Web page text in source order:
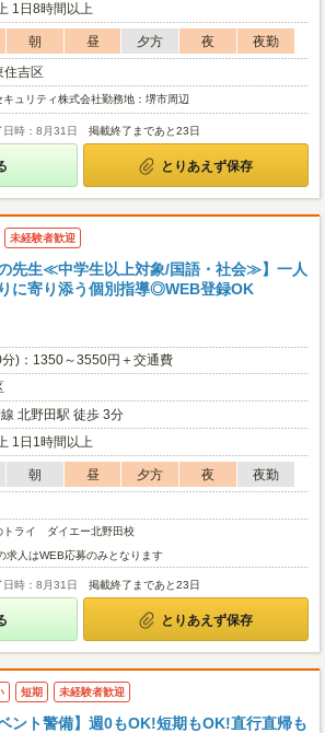
1日8時間以上
朝 昼 夕方 夜
夜勤
住吉区
キュリティ株式会社勤務地：堺市周辺
日時：8月31日 掲載終了まであと23日
とりあえず保存
未経験者歓迎
の先生≪中学生以上対象/国語・社会≫】一人
に寄り添う個別指導◎WEB登録OK
)：1350～3550円＋交通費
北野田駅 徒歩 3分
1日1時間以上
朝 昼 夕方 夜
夜勤
トライ ダイエー北野田校
求人はWEB応募のみとなります
日時：8月31日 掲載終了まであと23日
とりあえず保存
短期 未経験者歓迎
ベント警備】週0もOK!短期もOK!直行直帰も